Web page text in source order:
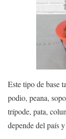
Este tipo de base
podio, peana,
trípode, pata,
depende del país